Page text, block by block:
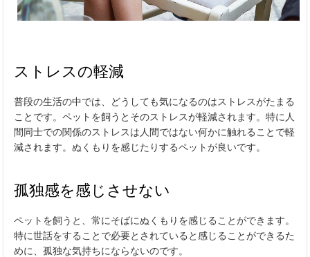
ストレスの軽減
普段の生活の中では、どうしても気になるのはストレスがたまる
ことです。ペットを飼うとそのストレスが軽減されます。特に人
間同士での関係のストレスは人間ではない何かに触れることで軽
減されます。ぬくもりを感じたりするペットが良いです。
孤独感を感じさせない
ペットを飼うと、常にそばにぬくもりを感じることができます。
特に世話をすることで必要とされていると感じることができるた
めに、孤独な気持ちにならないのです。